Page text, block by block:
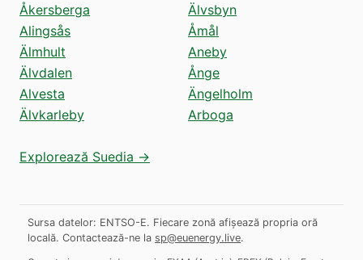
Åkersberga
Alingsås
Älmhult
Älvdalen
Alvesta
Älvkarleby
Älvsbyn
Åmål
Aneby
Ånge
Ängelholm
Arboga
Explorează Suedia →
Sursa datelor: ENTSO-E. Fiecare zonă afișează propria oră
locală. Contactează-ne la sp@euenergy.live.